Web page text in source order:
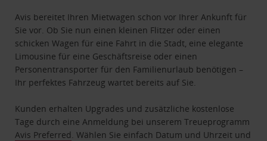
Avis bereitet Ihren Mietwagen schon vor Ihrer Ankunft für
Sie vor. Ob Sie nun einen kleinen Flitzer oder einen
schicken Wagen für eine Fahrt in die Stadt, eine elegante
Limousine für eine Geschäftsreise oder einen
Personentransporter für den Familienurlaub benötigen –
Ihr perfektes Fahrzeug wartet bereits auf Sie.
Kunden erhalten Upgrades und zusätzliche kostenlose
Tage durch eine Anmeldung bei unserem Treueprogramm
Avis Preferred . Wählen Sie einfach Datum und Uhrzeit und